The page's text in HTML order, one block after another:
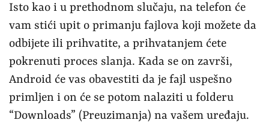
Isto kao i u prethodnom slučaju, na telefon će
vam stići upit o primanju fajlova koji možete da
odbijete ili prihvatite, a prihvatanjem ćete
pokrenuti proces slanja. Kada se on završi,
Android će vas obavestiti da je fajl uspešno
primljen i on će se potom nalaziti u folderu
“Downloads” (Preuzimanja) na vašem uređaju.